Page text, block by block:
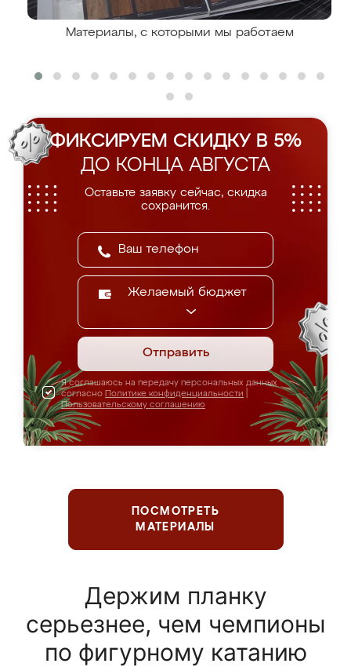
Материалы, с которыми мы работаем
ФИКСИРУЕМ СКИДКУ В 5%
ДО КОНЦА АВГУСТА
Оставьте заявку сейчас, скидка
сохранится.
Желаемый бюджет
Отправить
Я соглашаюсь на передачу персональных данных
согласно Политике конфиденциальности
Пользовательскому соглашению
ПОСМОТРЕТЬ
МАТЕРИАЛЫ
Держим планку
серьезнее, чем чемпионы
по фигурному катанию